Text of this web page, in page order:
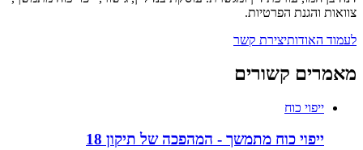
צוואות והגנת הפרטיות.
לעמוד האודותיצירת קשר
מאמרים קשורים
ייפוי כוח
ייפוי כוח מתמשך - המהפכה של תיקון 18